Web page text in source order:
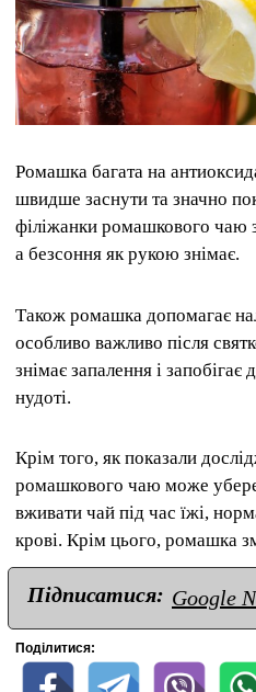
Ромашка багата на
швидше заснути та значно
філіжанки ромашкового чаю
а безсоння як рукою знімає.
Також ромашка допомагає
особливо важливо після
знімає запалення і запобігає
нудоті.
Крім того, як показали
ромашкового чаю може
вживати чай під час їжі,
крові. Крім цього, ромашка
Підписатися: Google
Поділитися: